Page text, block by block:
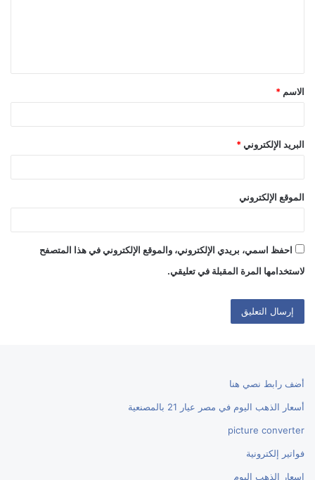
ق
*
الاسم *
البريد الإلكتروني *
الموقع الإلكتروني
احفظ اسمي، بريدي الإلكتروني، والموقع الإلكتروني في هذا المتصفح
لاستخدامها المرة المقبلة في تعليقي.
أضف رابط نصي هنا
أسعار الذهب اليوم في مصر عيار 21 بالمصنعية
picture converter
فواتير إلكترونية
اسعار الذهب اليوم